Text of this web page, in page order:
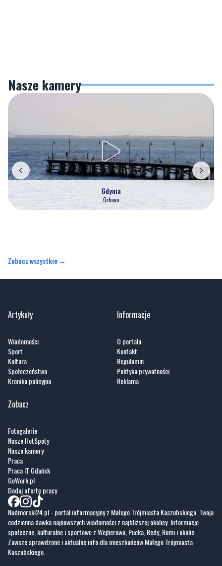
Nasze kamery
Gdynia
Orłowo
Zobacz wszystkie →
Artykuły
Wiadomości
Sport
Kultura
Społeczeństwo
Kronika policyjna
Informacje
O portalu
Kontakt
Regulamin
Polityka prywatności
Reklama
Zobacz
Fotogalerie
Nasze HotSpoty
Nasze kamery
Praca
Praca IT Gdańsk
GoWork.pl
Dodaj ofertę pracy
Nadmorski24.pl - portal informacyjny z Małego Trójmiasta Kaszubskiego. Twoja
codzienna dawka najnowszych wiadomości z najbliższej okolicy. Informacje
społeczne, kulturalne i sportowe z Wejherowa, Pucka, Redy, Rumi i okolic.
Zawsze sprawdzone i aktualne info dla mieszkańców Małego Trójmiasta
Kaszubskiego.